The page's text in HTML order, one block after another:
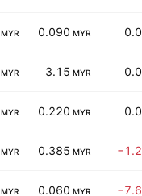
MYR 0.090 MYR
MYR 3.15 MYR
MYR 0.220 MYR
MYR 0.385 MYR
MYR 0.060 MYR